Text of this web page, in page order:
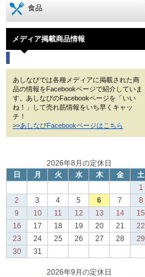
食品
メディア掲載商品情報
あしなびでは各種メディアに掲載された商
品の情報をFacebookページで紹介していま
す。あしなびのFacebookページを「いい
ね！」して売れ筋情報をいち早くキャッ
チ！
>>あしなびFacebookページはこちら
2026年8月の定休日
日
月 火 水 木 金
土
1
2
3 4 5 6 7
8
9
10 11 12 13 14
15
16
17 18 19 20 21
22
23
24 25 26 27 28
29
30
31
2026年9月の定休日